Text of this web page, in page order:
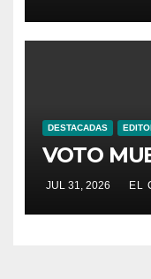
DESTACADAS
VOTO
JUL 31, 2026 EL